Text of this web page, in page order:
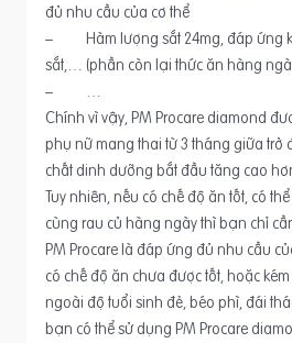
đủ nhu cầu của cơ thể
– Hàm lượng sắt 24mg, đáp ứng
sắt,… (phần còn lại thức ăn hàng
– …
Chính vì vậy, PM Procare diamond
phụ nữ mang thai từ 3 tháng giữa trở
chất dinh dưỡng bắt đầu tăng cao
Tuy nhiên, nếu có chế độ ăn tốt, có
cùng rau củ hàng ngày thì bạn chỉ
PM Procare là đáp ứng đủ nhu cầu
có chế độ ăn chưa được tốt, hoặc
ngoài độ tuổi sinh đẻ, béo phì, đái
bạn có thể sử dụng PM Procare